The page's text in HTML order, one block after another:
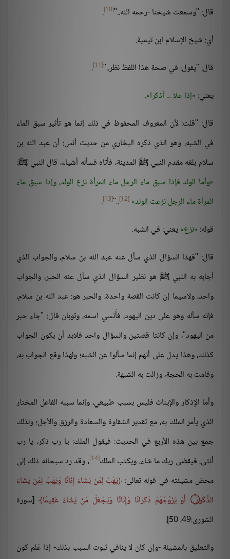
قال: "وسمعت شيخنا -رحمه الله.."[10]
.
أي: شيخ الإسلام ابن تيمية.
قال: "يقول: في صحة هذا اللفظ نظر.."[11]
.
يعني: إذا علا ... أذكرا .
قال: "قلت: لأن المعروف المحفوظ في ذلك إنما هو تأثير سبق الماء
في الشبه، وهو الذي ذكره البخاري من حديث أنس: أن عبد الله بن
سلام بلغه مقدم النبي ﷺ المدينة، فأتاه فسأله أشياء، قال النبي ﷺ:
وأما الولد فإذا سبق ماء الرجل ماء المرأة نزع الولد، وإذا سبق ماء
المرأة ماء الرجل نزعت الولد [12]
.."
[13]
.
قوله: نزع يعني: في الشبه.
قال: "فهذا السؤال الذي سأل عنه عبد الله بن سلام، والجواب الذي
أجابه به النبي ﷺ هو نظير السؤال الذي سأل عنه الحبر، والجواب
واحد، ولاسيما إن كانت القصة واحدة، والحبر هو: عبد الله بن سلام،
فإنه سأله وهو على دين اليهود، فأُنسي اسمه، وثوبان قال: "جاء حبر
من اليهود"، وإن كانتا قصتين والسؤال واحد فلابد أن يكون الجواب
كذلك، وهذا يدل على أنهم إنما سألوا عن الشبه؛ ولهذا وقع الجواب به،
وقامت به الحجة، وزالت به الشبهة.
وأما الإذكار والإيناث فليس بسبب طبيعي، وإنما سببه الفاعل المختار
الذي يأمر الملك به، مع تقدير الشقاوة والسعادة والرزق والأجل؛ ولذلك
جمع بين هذه الأربع في الحديث: فيقول الملك: يا رب ذكر، يا رب
أنثى، فيقضى ربك ما شاء، ويكتب الملك[14]
، وقد رد سبحانه ذلك إلى
محض مشيئته في قوله تعالى: يَهَبُ لِمَنْ يَشَاءُ إِنَاثًا وَيَهَبُ لِمَنْ يَشَاءُ
الذُّكُورَ ۝ أَوْ يُزَوِّجُهُمْ ذُكْرَانًا وَإِنَاثًا وَيَجْعَلُ مَنْ يَشَاءُ عَقِيمًا
[سورة
الشورى:49، 50].
والتعليق بالمشيئة -وإن كان لا ينافي ثبوت السبب بذلك- إذا عَلم كون